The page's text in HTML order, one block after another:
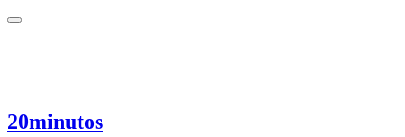
20minutos